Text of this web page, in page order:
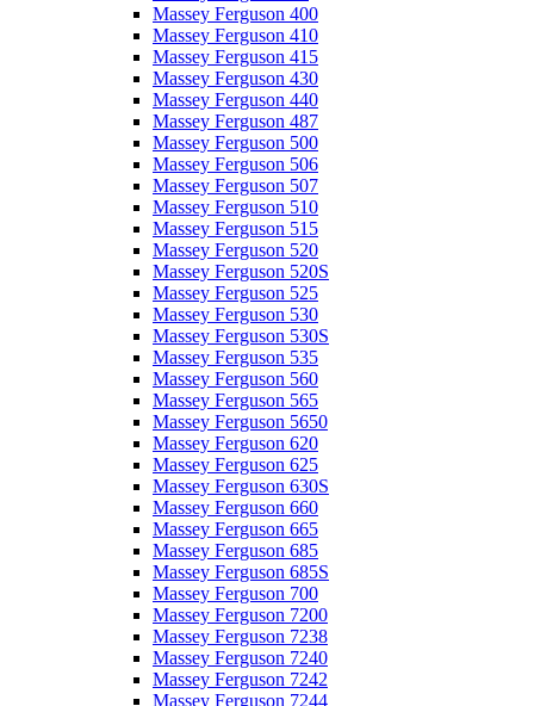
Massey Ferguson 400
Massey Ferguson 410
Massey Ferguson 415
Massey Ferguson 430
Massey Ferguson 440
Massey Ferguson 487
Massey Ferguson 500
Massey Ferguson 506
Massey Ferguson 507
Massey Ferguson 510
Massey Ferguson 515
Massey Ferguson 520
Massey Ferguson 520S
Massey Ferguson 525
Massey Ferguson 530
Massey Ferguson 530S
Massey Ferguson 535
Massey Ferguson 560
Massey Ferguson 565
Massey Ferguson 5650
Massey Ferguson 620
Massey Ferguson 625
Massey Ferguson 630S
Massey Ferguson 660
Massey Ferguson 665
Massey Ferguson 685
Massey Ferguson 685S
Massey Ferguson 700
Massey Ferguson 7200
Massey Ferguson 7238
Massey Ferguson 7240
Massey Ferguson 7242
Massey Ferguson 7244